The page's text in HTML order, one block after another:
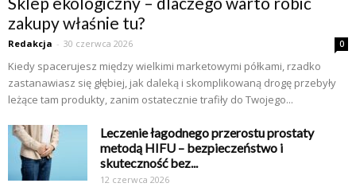
zakupy właśnie tu?
Redakcja - 30 czerwca 2026 0
Kiedy spacerujesz między wielkimi marketowymi półkami, rzadko
zastanawiasz się głębiej, jak daleką i skomplikowaną drogę przebyły
leżące tam produkty, zanim ostatecznie trafiły do Twojego...
Leczenie łagodnego przerostu prostaty
metodą HIFU – bezpieczeństwo i
skuteczność bez...
12 czerwca 2026